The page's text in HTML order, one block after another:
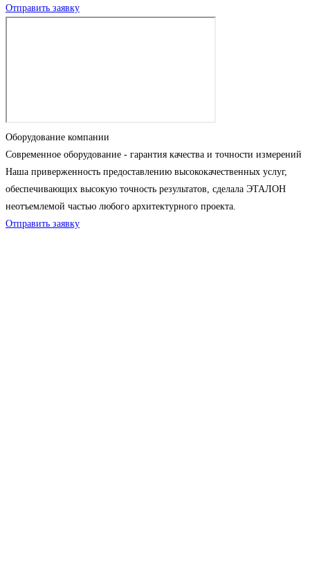
Отправить заявку
Оборудование компании
Современное оборудование - гарантия качества и точности измерений
Наша приверженность предоставлению высококачественных услуг,
обеспечивающих высокую точность результатов, сделала ЭТАЛОН
неотъемлемой частью любого архитектурного проекта.
Отправить заявку